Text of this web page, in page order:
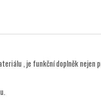
, je funkční doplněk nejen